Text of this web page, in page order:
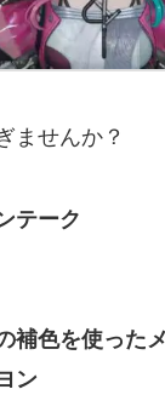
ませんか？
テーク
補色を使った
ン